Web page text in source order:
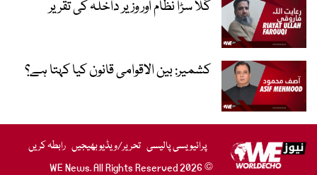
گلا سڑا نظام اور وزیر داخلہ کی تقریر
کشمیر: بین الاقوامی قانون کیا کہتا ہے؟
پرائیویسی پالیسی تحریر/ویڈیو بھیجیں رابطہ کریں
© 2026 WE News. All Rights Reserved